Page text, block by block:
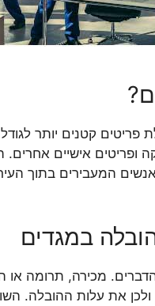
קטנים יותר
ופריטים אישיים
אנשים המעבירים בתוך
במגדים
הדברים. מכירה, תרומה
את עלות ההובלה.